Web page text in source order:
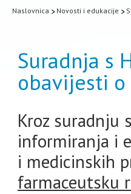
Naslovnica Novosti i edukacije
Suradnja s
obavijesti
Kroz suradnju
informiranja i
i medicinskih
farmaceutsku